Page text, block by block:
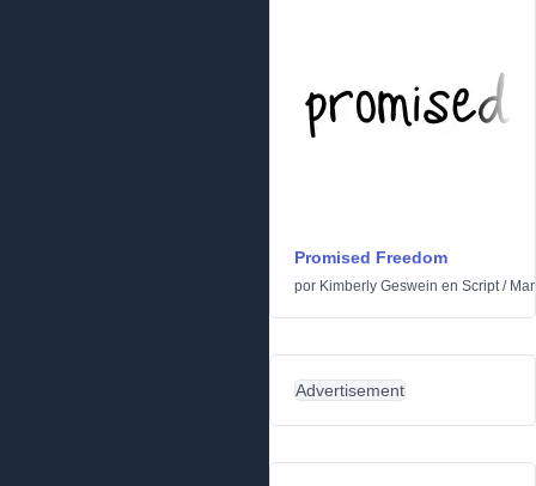
Promised Freedom
por Kimberly Geswein en Script/
Advertisement